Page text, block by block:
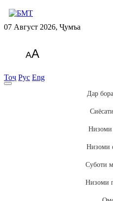
07 Август 2026, Ҷумъа
AA
Тоҷ Рус Eng
Дар
Низоми
Низоми
Суботи
Низоми